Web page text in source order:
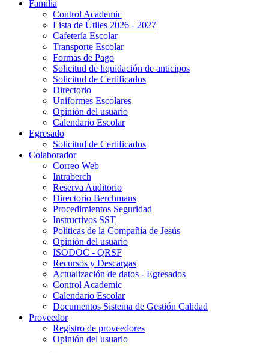
Familia
Control Academic
Lista de Útiles 2026 - 2027
Cafetería Escolar
Transporte Escolar
Formas de Pago
Solicitud de liquidación de anticipos
Solicitud de Certificados
Directorio
Uniformes Escolares
Opinión del usuario
Calendario Escolar
Egresado
Solicitud de Certificados
Colaborador
Correo Web
Intraberch
Reserva Auditorio
Directorio Berchmans
Procedimientos Seguridad
Instructivos SST
Políticas de la Compañía de Jesús
Opinión del usuario
ISODOC - QRSF
Recursos y Descargas
Actualización de datos - Egresados
Control Academic
Calendario Escolar
Documentos Sistema de Gestión Calidad
Proveedor
Registro de proveedores
Opinión del usuario